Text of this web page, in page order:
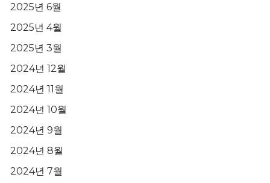
2025년 6월
2025년 4월
2025년 3월
2024년 12월
2024년 11월
2024년 10월
2024년 9월
2024년 8월
2024년 7월